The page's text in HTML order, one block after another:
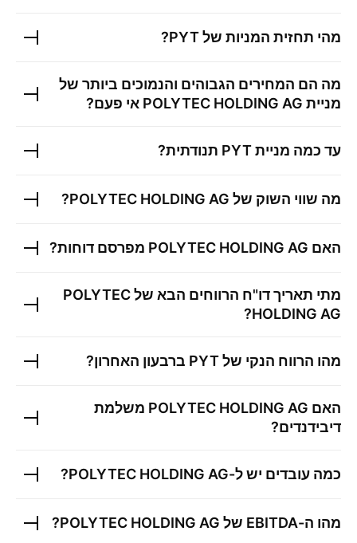
מהי תחזית המניות שלPYT
?
מה הם המחירים הגבוהים והנמוכים ביותר של
מניית POLYTEC HOLDING AG אי פעם?
עד כמה מנייתPYT תנודתית?
מה שווי השוק של POLYTEC HOLDING AG
?
האם POLYTEC HOLDING AG מפרסם דוחות?
מתי תאריך דו"ח הרווחים הבא שלPOLYTEC
HOLDING AG
?
מהו הרווח הנקי שלPYT ברבעון האחרון?
האם POLYTEC HOLDING AG משלמת
דיבידנדים?
כמה עובדים יש ל-POLYTEC HOLDING AG
?
מהו ה-EBITDA של POLYTEC HOLDING AG
?